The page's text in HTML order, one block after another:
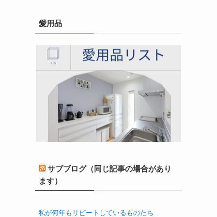
愛用品
サブブログ（同じ記事の場合があり
ます）
私が何年もリピートしているものたち